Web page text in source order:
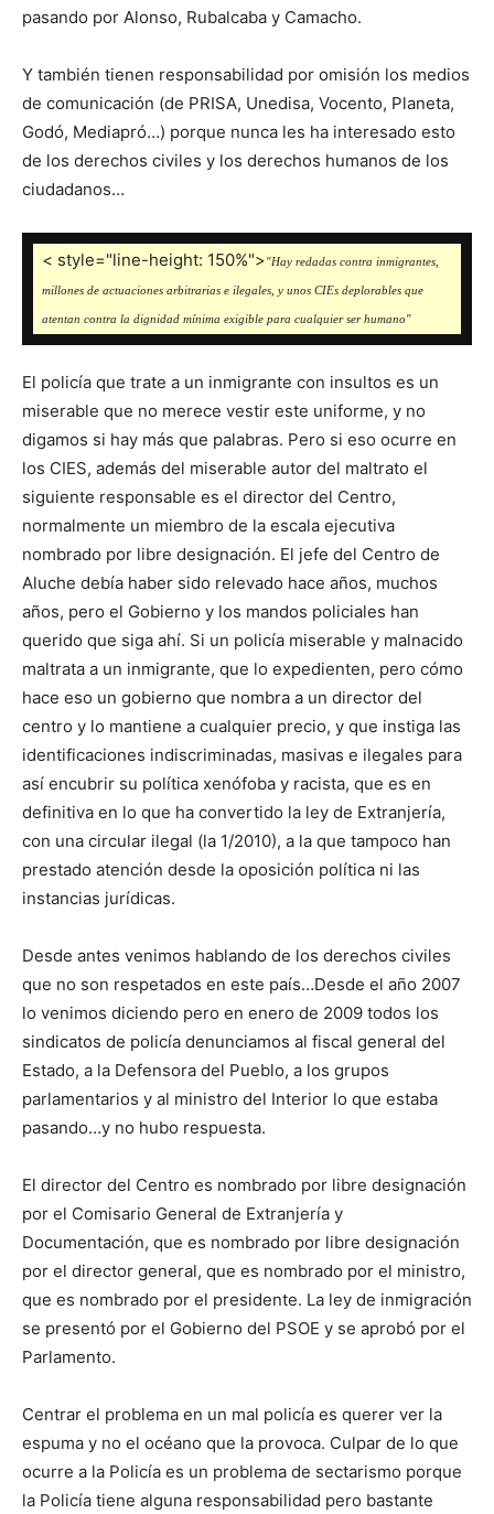
pasando por Alonso, Rubalcaba y Camacho.
Y también tienen responsabilidad por omisión los medios
de comunicación (de PRISA, Unedisa, Vocento, Planeta,
Godó, Mediapró…) porque nunca les ha interesado esto
de los derechos civiles y los derechos humanos de los
ciudadanos…
< style="line-height: 150%">"Hay redadas contra inmigrantes,
millones de actuaciones arbitrarias e ilegales, y unos CIEs deplorables que
atentan contra la dignidad mínima exigible para cualquier ser humano"
El policía que trate a un inmigrante con insultos es un
miserable que no merece vestir este uniforme, y no
digamos si hay más que palabras. Pero si eso ocurre en
los CIES, además del miserable autor del maltrato el
siguiente responsable es el director del Centro,
normalmente un miembro de la escala ejecutiva
nombrado por libre designación. El jefe del Centro de
Aluche debía haber sido relevado hace años, muchos
años, pero el Gobierno y los mandos policiales han
querido que siga ahí. Si un policía miserable y malnacido
maltrata a un inmigrante, que lo expedienten, pero cómo
hace eso un gobierno que nombra a un director del
centro y lo mantiene a cualquier precio, y que instiga las
identificaciones indiscriminadas, masivas e ilegales para
así encubrir su política xenófoba y racista, que es en
definitiva en lo que ha convertido la ley de Extranjería,
con una circular ilegal (la 1/2010), a la que tampoco han
prestado atención desde la oposición política ni las
instancias jurídicas.
Desde antes venimos hablando de los derechos civiles
que no son respetados en este país…Desde el año 2007
lo venimos diciendo pero en enero de 2009 todos los
sindicatos de policía denunciamos al fiscal general del
Estado, a la Defensora del Pueblo, a los grupos
parlamentarios y al ministro del Interior lo que estaba
pasando…y no hubo respuesta.
El director del Centro es nombrado por libre designación
por el Comisario General de Extranjería y
Documentación, que es nombrado por libre designación
por el director general, que es nombrado por el ministro,
que es nombrado por el presidente. La ley de inmigración
se presentó por el Gobierno del PSOE y se aprobó por el
Parlamento.
Centrar el problema en un mal policía es querer ver la
espuma y no el océano que la provoca. Culpar de lo que
ocurre a la Policía es un problema de sectarismo porque
la Policía tiene alguna responsabilidad pero bastante